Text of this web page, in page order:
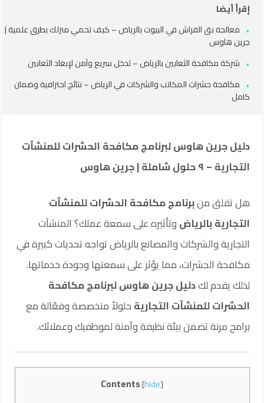
إقرأ أيضا
معالجة بق الفراش في البيوت بالرياض – كيف تحمي منزلك بطرق علمية |
جرين هاوس
شركة مكافحة الثعابين بالرياض – تدخل سريع وآمن لإبعاد الثعابين
مكافحة حشرات المكاتب والشركات في الرياض – نتائج احترافية وضمان
كامل
دليل جرين هاوس لبرنامج مكافحة الحشرات للمنشآت
التجارية – ٩ حلول شاملة | جرين هاوس
هل تقلق منبرنامج مكافحة الحشرات للمنشآت
التجارية بالرياضوتأثيره على سمعة عملك؟ المنشآت
التجارية والشركات والمصانع بالرياض تواجه تحديات كبيرة في
مكافحة الحشرات، مما يؤثر على سمعتها وجودة خدماتها.
لذلك يقدم لكدليل جرين هاوس لبرنامج مكافحة
الحشرات للمنشآت التجاريةحلولاً متخصصة وفعّالة مع
برامج مرنة تضمن بيئة نظيفة وآمنة لموظفيك وعملائك.
Contents[hide]